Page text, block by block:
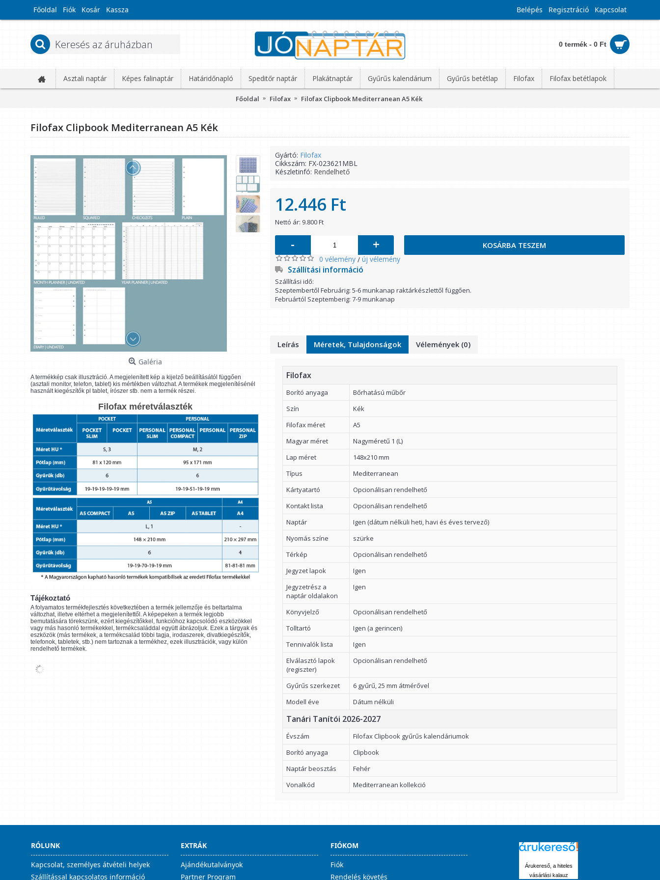
Főoldal Fiók Kosár Kassza Belépés Regisztráció Kapcsolat
0 termék - 0 Ft
Asztali naptár Képes falinaptár Határidőnapló Speditőr naptár Plakátnaptár Gyűrűs kalendárium Gyűrűs betétlap Filofax Filofax betétlapok
Főoldal Filofax Filofax Clipbook Mediterranean A5 Kék
Filofax Clipbook Mediterranean A5 Kék
Galéria
A termékkép csak illusztráció. A megjelenített kép a kijelző beállításától függően
(asztali monitor, telefon, tablet) kis mértékben változhat. A termékek megjelenítésénél
használt kiegészítők pl tablet, írószer stb. nem a termék részei.
Filofax méretválaszték
Tájékoztató
A folyamatos termékfejlesztés következtében a termék jellemzője és beltartalma
változhat, illetve eltérhet a megjelenítettől. A képepeken a termék legjobb
bemutatására törekszünk, ezért kiegészítőkkel, funkcióhoz kapcsolódó eszközökkel
vagy más hasonló termékekkel, termékcsaláddal együtt ábrázoljuk. Ezek a tárgyak és
eszközök (más termékek, a termékcsalád többi tagja, irodaszerek, divatkiegészítők,
telefonok, tabletek, stb.) nem tartoznak a termékhez, ezek illusztrációk, vagy külön
rendelhető termékek.
Gyártó: Filofax
Cikkszám: FX-023621MBL
Készletinfó: Rendelhető
12.446 Ft
Nettó ár: 9.800 Ft
- + KOSÁRBA TESZEM
0 vélemény / új vélemény
Szállítási információ
Szállítási idő:
Szeptembertől Februárig: 5-6 munkanap raktárkészlettől függően.
Februártól Szeptemberig: 7-9 munkanap
Leírás Méretek, Tulajdonságok Vélemények (0)
Filofax
Borító anyaga
Bőrhatású műbőr
Szín
Kék
Filofax méret
A5
Magyar méret
Nagyméretű 1 (L)
Lap méret
148x210 mm
Típus
Mediterranean
Kártyatartó
Opcionálisan rendelhető
Kontakt lista
Opcionálisan rendelhető
Naptár
Igen (dátum nélküli heti, havi és éves tervező)
Nyomás színe
szürke
Térkép
Opcionálisan rendelhető
Jegyzet lapok
Igen
Jegyzetrész a
naptár oldalakon
Igen
Könyvjelző
Opcionálisan rendelhető
Tolltartó
Igen (a gerincen)
Tennivalók lista
Igen
Elválasztó lapok
(regiszter)
Opcionálisan rendelhető
Gyűrűs szerkezet
6 gyűrű, 25 mm átmérővel
Modell éve
Dátum nélküli
Tanári Tanítói 2026-2027
Évszám
Filofax Clipbook gyűrűs kalendáriumok
Borító anyaga
Clipbook
Naptár beosztás
Fehér
Vonalkód
Mediterranean kollekció
RÓLUNK
Kapcsolat, személyes átvételi helyek
Szállítással kapcsolatos információ
EXTRÁK
Ajándékutalványok
Partner Program
FIÓKOM
Fiók
Rendelés követés
Árukereső, a hiteles
vásárlási kalauz